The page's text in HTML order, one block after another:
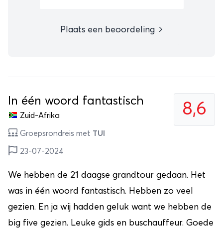
Plaats een beoordeling
8,6
In één woord fantastisch
Zuid-Afrika
Groepsrondreis met TUI
23-07-2024
We hebben de 21 daagse grandtour gedaan. Het
was in één woord fantastisch. Hebben zo veel
gezien. En ja wij hadden geluk want we hebben de
big five gezien. Leuke gids en buschauffeur. Goede